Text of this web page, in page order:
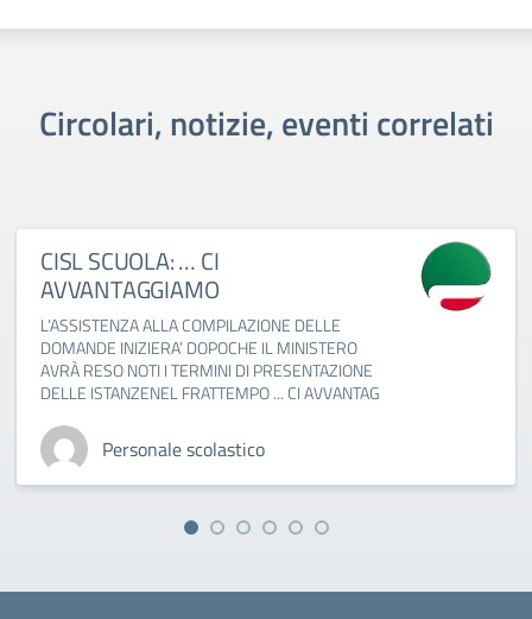
Circolari, notizie, eventi correlati
CISL SCUOLA: … CI
AVVANTAGGIAMO
L’ASSISTENZA ALLA COMPILAZIONE DELLE
DOMANDE INIZIERA’ DOPOCHE IL MINISTERO
AVRÀ RESO NOTI I TERMINI DI PRESENTAZIONE
DELLE ISTANZENEL FRATTEMPO ... CI AVVANTAG
Personale scolastico